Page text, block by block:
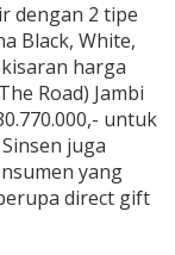
dengan 2 tipe
Black, White,
harga
Road) Jambi
untuk
juga
yang
direct gift